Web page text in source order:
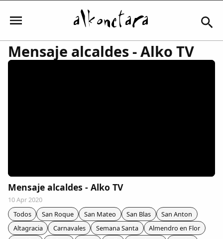
Comunidad
Colaboradores
Mensaje alcaldes - Alko TV
Mensaje alcaldes - Alko TV
10 Apr 2020
Todos
San Roque San Mateo San Blas
San Anton
Altagracia
Carnavales Semana Santa
Almendro en Flor